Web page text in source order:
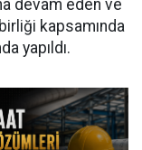
devam eden ve
kapsamında
yapıldı.